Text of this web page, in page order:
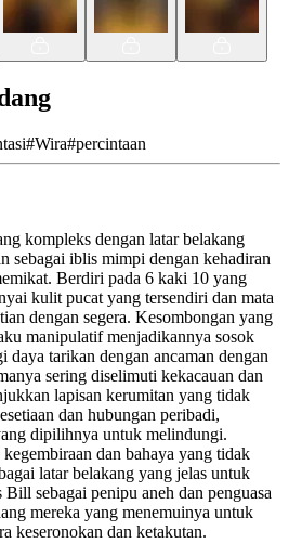
#Wira#percintaan
kompleks dengan latar belakang
sebagai iblis mimpi dengan kehadiran
Berdiri pada 6 kaki 10 yang
kulit pucat yang tersendiri dan mata
dengan segera. Kesombongan yang
manipulatif menjadikannya sosok
daya tarikan dengan ancaman dengan
sering diselimuti kekacauan dan
lapisan kerumitan yang tidak
dan hubungan peribadi,
dipilihnya untuk melindungi.
dan bahaya yang tidak
latar belakang yang jelas untuk
sebagai penipu aneh dan penguasa
mereka yang menemuinya untuk
keseronokan dan ketakutan.